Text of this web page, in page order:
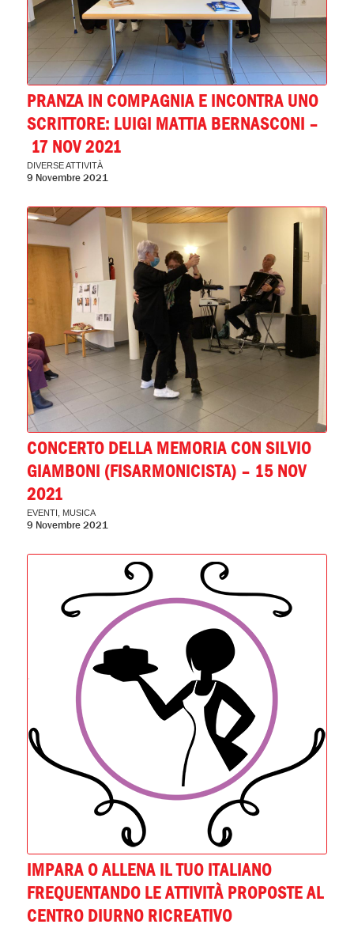
PRANZA IN COMPAGNIA E INCONTRA UNO
SCRITTORE: LUIGI MATTIA BERNASCONI –
17 NOV 2021
DIVERSE ATTIVITÀ
9 Novembre 2021
CONCERTO DELLA MEMORIA CON SILVIO
GIAMBONI (FISARMONICISTA) – 15 NOV
2021
EVENTI MUSICA
9 Novembre 2021
IMPARA O ALLENA IL TUO ITALIANO
FREQUENTANDO LE ATTIVITÀ PROPOSTE AL
CENTRO DIURNO RICREATIVO